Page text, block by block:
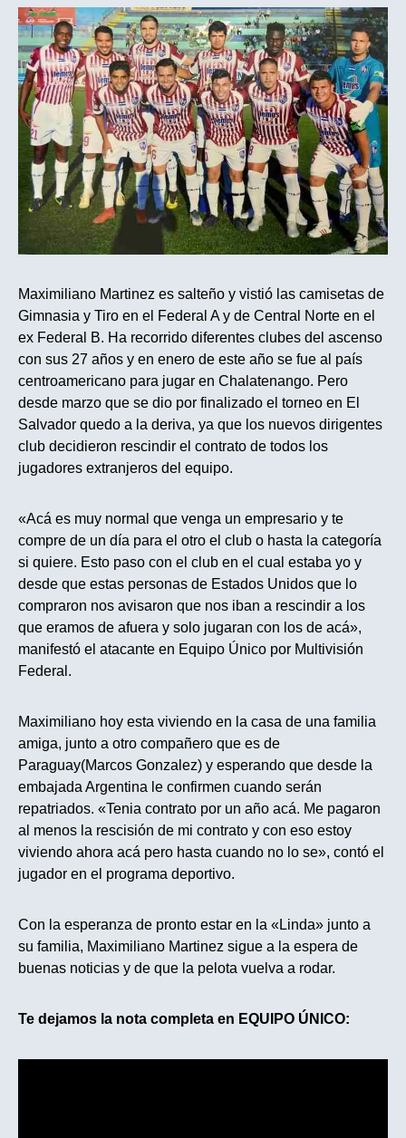
Maximiliano Martinez es salteño y vistió las camisetas de
Gimnasia y Tiro en el Federal A y de Central Norte en el
ex Federal B. Ha recorrido diferentes clubes del ascenso
con sus 27 años y en enero de este año se fue al país
centroamericano para jugar en Chalatenango. Pero
desde marzo que se dio por finalizado el torneo en El
Salvador quedo a la deriva, ya que los nuevos dirigentes
club decidieron rescindir el contrato de todos los
jugadores extranjeros del equipo.
«Acá es muy normal que venga un empresario y te
compre de un día para el otro el club o hasta la categoría
si quiere. Esto paso con el club en el cual estaba yo y
desde que estas personas de Estados Unidos que lo
compraron nos avisaron que nos iban a rescindir a los
que eramos de afuera y solo jugaran con los de acá»,
manifestó el atacante en Equipo Único por Multivisión
Federal.
Maximiliano hoy esta viviendo en la casa de una familia
amiga, junto a otro compañero que es de
Paraguay(Marcos Gonzalez) y esperando que desde la
embajada Argentina le confirmen cuando serán
repatriados. «Tenia contrato por un año acá. Me pagaron
al menos la rescisión de mi contrato y con eso estoy
viviendo ahora acá pero hasta cuando no lo se», contó el
jugador en el programa deportivo.
Con la esperanza de pronto estar en la «Linda» junto a
su familia, Maximiliano Martinez sigue a la espera de
buenas noticias y de que la pelota vuelva a rodar.
Te dejamos la nota completa en EQUIPO ÚNICO: